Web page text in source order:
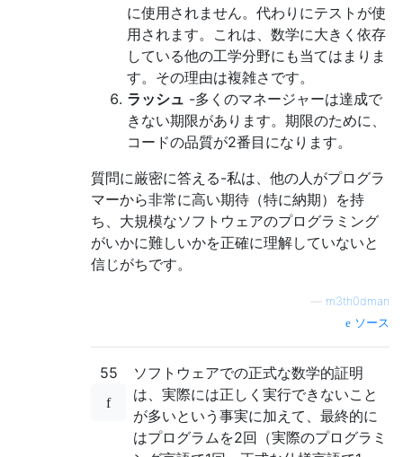
に使用されません。代わりにテストが使
用されます。これは、数学に大きく依存
している他の工学分野にも当てはまりま
す。その理由は複雑さです。
ラッシュ -多くのマネージャーは達成で
きない期限があります。期限のために、
コードの品質が2番目になります。
質問に厳密に答える-私は、他の人がプログラ
マーから非常に高い期待（特に納期）を持
ち、大規模なソフトウェアのプログラミング
がいかに難しいかを正確に理解していないと
信じがちです。
m3th0dman
ソース
55
ソフトウェアでの正式な数学的証明
は、実際には正しく実行できないこと
が多いという事実に加えて、最終的に
はプログラムを2回（実際のプログラミ